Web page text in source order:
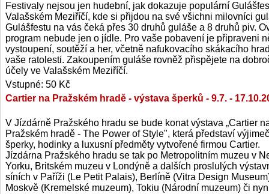
Festivaly nejsou jen hudební, jak dokazuje populární
Valašském Meziříčí, kde si přijdou na své všichni milovníci
Gulášfestu na vás čeká přes 30 druhů guláše a 8 druhů piv.
program nebude jen o jídle. Pro vaše pobavení je připraveni
vystoupení, soutěží a her, včetně nafukovacího skákacího
vaše ratolesti. Zakoupením guláše rovněž přispějete na
účely ve Valašském Meziříčí.
Vstupné: 50 Kč
Cartier na Pražském hradě - výstava šperků - 9.7. -
V Jízdárně Pražského hradu se bude konat výstava „Cartier
Pražském hradě - The Power of Style", která představí
šperky, hodinky a luxusní předměty vytvořené firmou Cartier.
Jízdárna Pražského hradu se tak po Metropolitním muzeu v
Yorku, Britském muzeu v Londýně a dalších proslulých
síních v Paříži (Le Petit Palais), Berlíně (Vitra Design
Moskvě (Kremelské muzeum), Tokiu (Národní muzeum) či